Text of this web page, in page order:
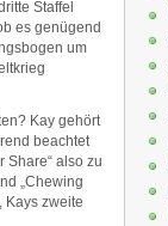
Staffel
es genügend
um
Kay gehört
beachtet
Share“ also zu
„Chewing
Kays zweite